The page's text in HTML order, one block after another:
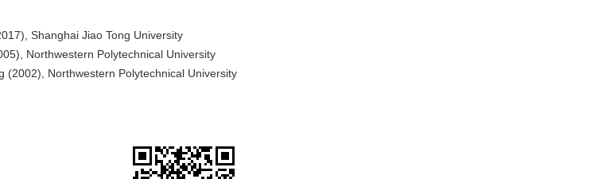
Shanghai Jiao Tong University
Northwestern Polytechnical University
(2002), Northwestern Polytechnical University